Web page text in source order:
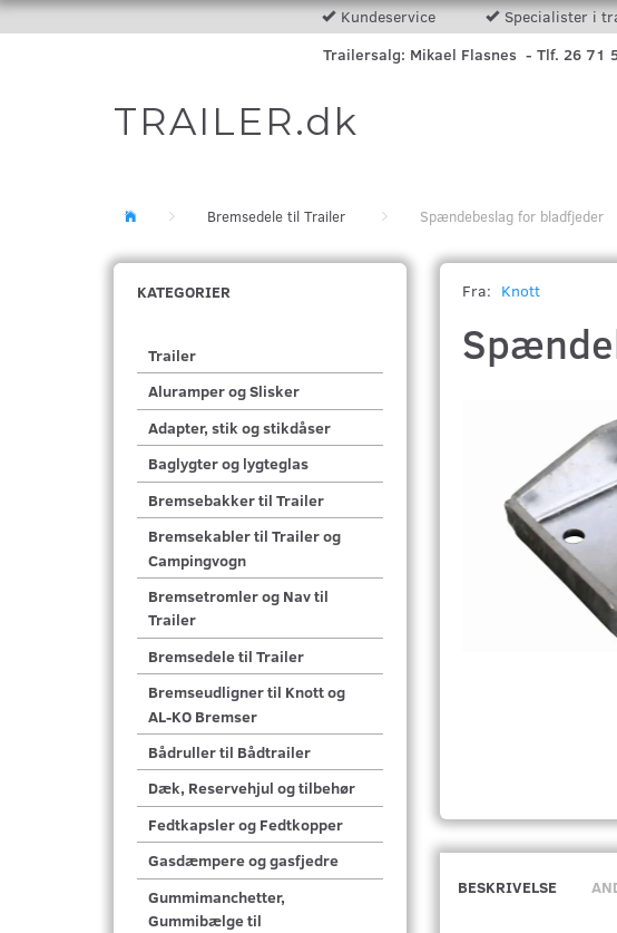
Kundeservice Specialister i
Trailersalg: Mikael Flasnes - Tlf. 26 71
TRAILER.dk
Bremsedele til Trailer Spændebeslag for bladfjeder
KATEGORIER
Trailer
Aluramper og Slisker
Adapter, stik og stikdåser
Baglygter og lygteglas
Bremsebakker til Trailer
Bremsekabler til Trailer og
Campingvogn
Bremsetromler og Nav til
Trailer
Bremsedele til Trailer
Bremseudligner til Knott og
AL-KO Bremser
Bådruller til Bådtrailer
Dæk, Reservehjul og tilbehør
Fedtkapsler og Fedtkopper
Gasdæmpere og gasfjedre
Gummimanchetter,
Gummibælge til
Fra: Knott
BESKRIVELSE